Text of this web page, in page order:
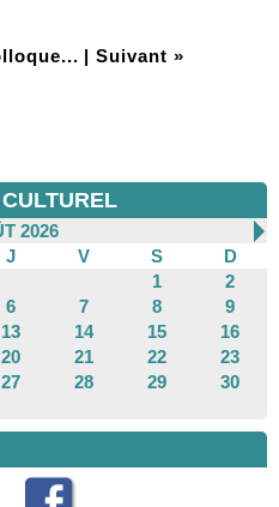
| Suivant »
2026
J V S
D
1
2
6 7 8
9
13 14 15
16
20 21 22
23
27 28 29
30